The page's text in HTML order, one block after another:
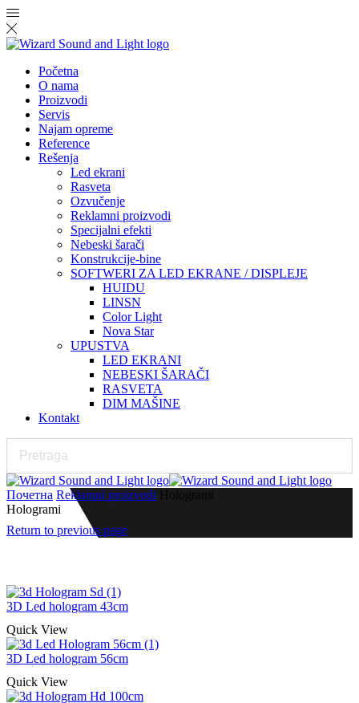
Početna
O nama
Proizvodi
Servis
Najam opreme
Reference
Rešenja
Led ekrani
Rasveta
Ozvučenje
Reklamni proizvodi
Specijalni efekti
Nebeski šarači
Konstrukcije-bine
SOFTWERI ZA LED EKRANE / DISPLEJE
HUIDU
LINSN
Color Light
Nova Star
UPUSTVA
LED EKRANI
NEBESKI ŠARAČI
RASVETA
DIM MAŠINE
Kontakt
Почетна Reklamni proizvodi Hologrami
Hologrami
Return to previous page
3D Led hologram 43cm
Quick View
3D Led hologram 56cm
Quick View